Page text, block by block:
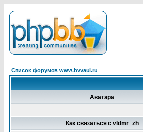
Список форумов www.bvvaul.ru
Аватара
Как связаться с vldmr_zh